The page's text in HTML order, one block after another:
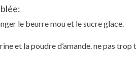
le beurre mou et le sucre glace.
et la poudre d’amande. ne pas